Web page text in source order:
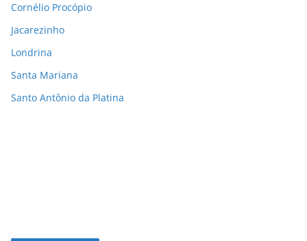
Cornélio Procópio
Jacarezinho
Londrina
Santa Mariana
Santo Antônio da Platina